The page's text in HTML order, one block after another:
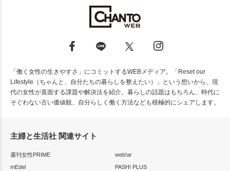
「働く女性の生きやすさ」にコミットするWEBメディア。「Reset our
Lifestyle（ちゃんと、自分たちの暮らしを整えたい）」という想いから、現
代の女性が直面する課題や解決法を紹介。暮らしの話題はもちろん、時代に
そぐわない古い価値観、自分らしく働く方法なども積極的にシェアします。
主婦と生活社 関連サイト
週刊女性PRIME
web!ar
mEdel
PASH! PLUS